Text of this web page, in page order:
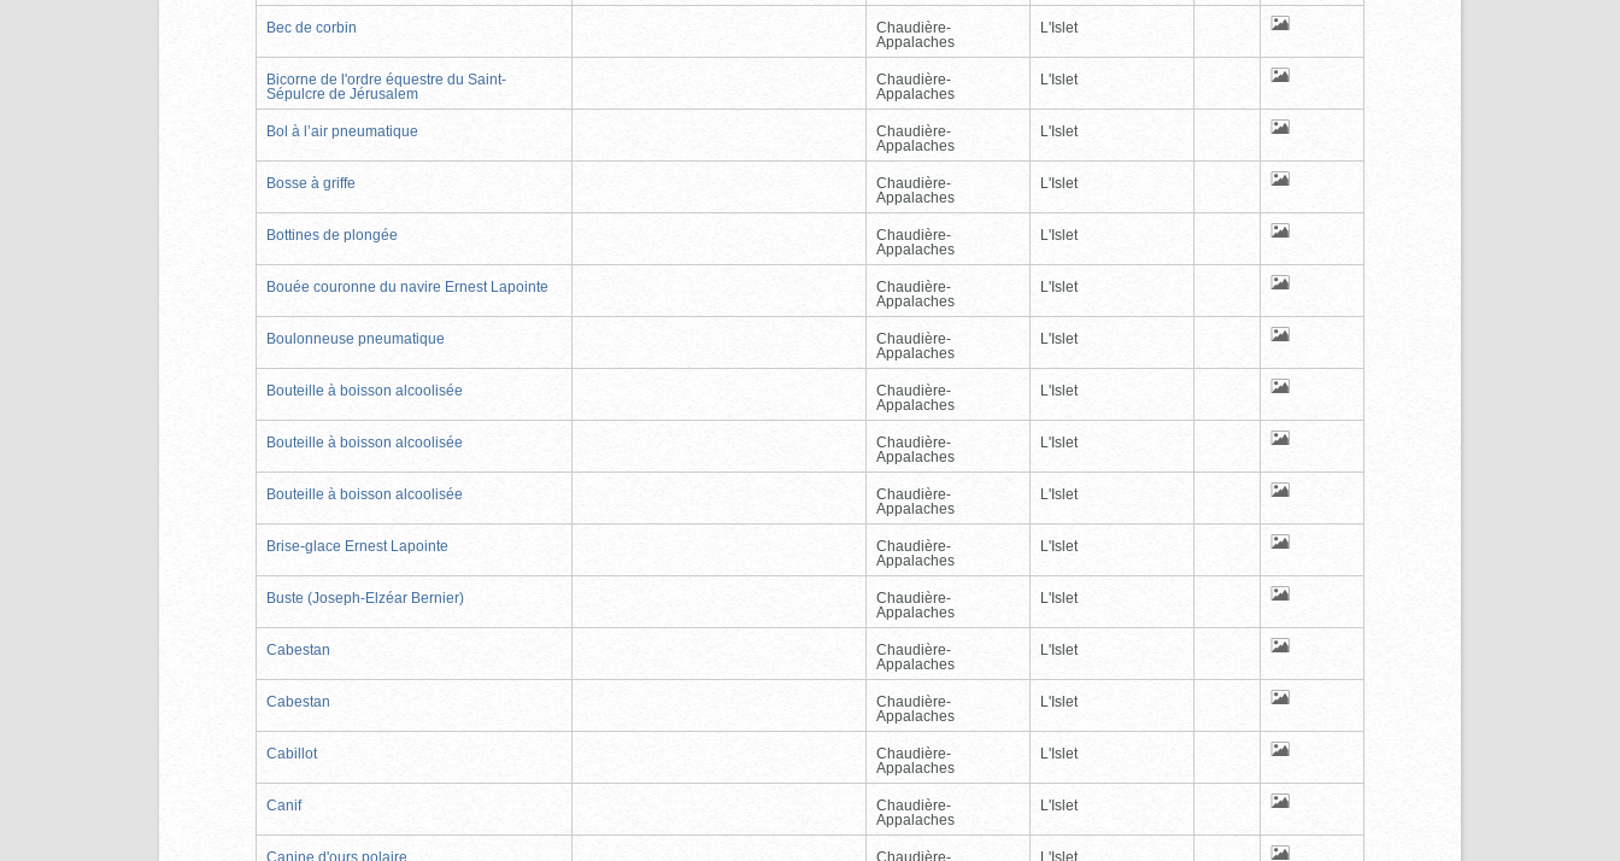
Bec de corbin
Chaudière-
Appalaches
L'Islet
Bicorne de l'ordre équestre du Saint-
Sépulcre de Jérusalem
Chaudière-
Appalaches
L'Islet
Bol à l’air pneumatique
Chaudière-
Appalaches
L'Islet
Bosse à griffe
Chaudière-
Appalaches
L'Islet
Bottines de plongée
Chaudière-
Appalaches
L'Islet
Bouée couronne du navire Ernest Lapointe
Chaudière-
Appalaches
L'Islet
Boulonneuse pneumatique
Chaudière-
Appalaches
L'Islet
Bouteille à boisson alcoolisée
Chaudière-
Appalaches
L'Islet
Bouteille à boisson alcoolisée
Chaudière-
Appalaches
L'Islet
Bouteille à boisson alcoolisée
Chaudière-
Appalaches
L'Islet
Brise-glace Ernest Lapointe
Chaudière-
Appalaches
L'Islet
Buste (Joseph-Elzéar Bernier)
Chaudière-
Appalaches
L'Islet
Cabestan
Chaudière-
Appalaches
L'Islet
Cabestan
Chaudière-
Appalaches
L'Islet
Cabillot
Chaudière-
Appalaches
L'Islet
Canif
Chaudière-
Appalaches
L'Islet
Canine d'ours polaire Chaudière- L'Islet